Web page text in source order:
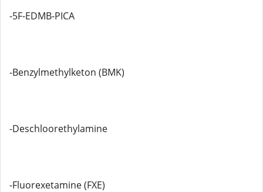
-5F-EDMB-PICA
-Benzylmethylketon (BMK)
-Deschloorethylamine
-Fluorexetamine (FXE)